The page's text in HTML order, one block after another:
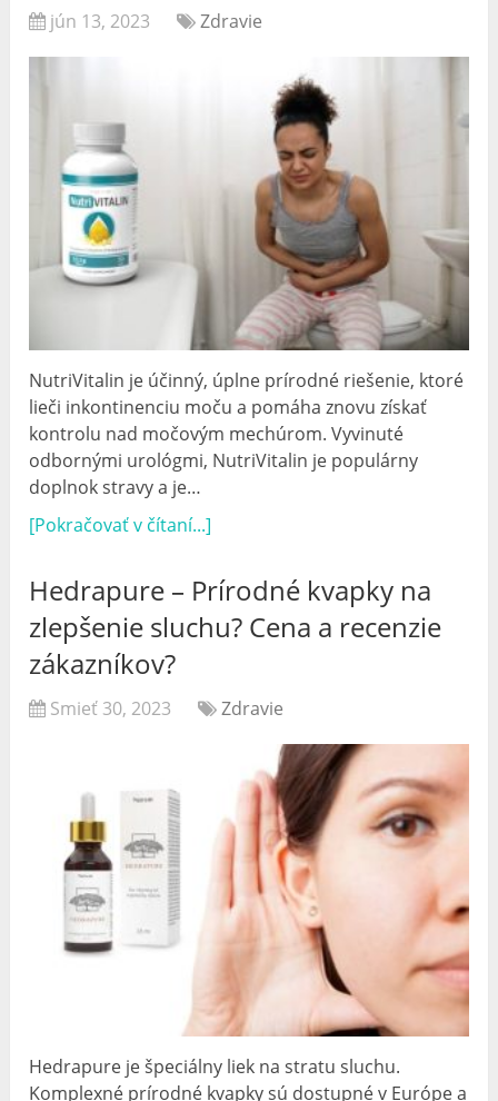
jún 13, 2023 Zdravie
NutriVitalin je účinný, úplne prírodné riešenie, ktoré
lieči inkontinenciu moču a pomáha znovu získať
kontrolu nad močovým mechúrom. Vyvinuté
odbornými urológmi, NutriVitalin je populárny
doplnok stravy a je…
[Pokračovať v čítaní...]
Hedrapure – Prírodné kvapky na
zlepšenie sluchu? Cena a recenzie
zákazníkov?
Smieť 30, 2023 Zdravie
Hedrapure je špeciálny liek na stratu sluchu.
Komplexné prírodné kvapky sú dostupné v Európe a